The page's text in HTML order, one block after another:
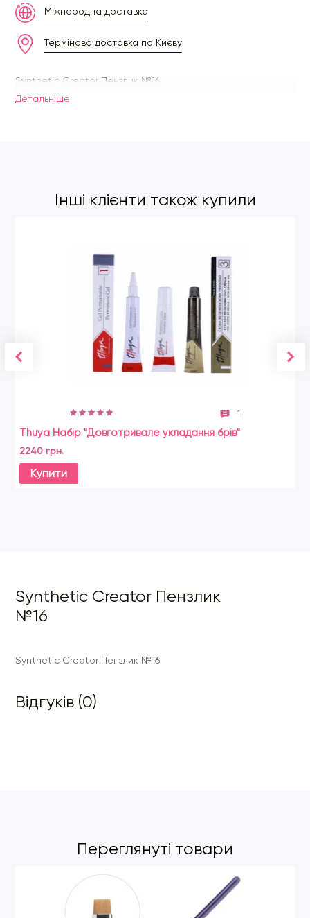
Міжнародна доставка
Термінова доставка по Києву
Synthetic Creator Пензлик №16
Детальнiше
Інші клієнти також купили
1
Thuya Набір "Довготривале укладання брів"
2240 грн.
Купити
Synthetic Creator Пензлик
№16
Synthetic Creator Пензлик №16
Відгуків (0)
Переглянуті товари